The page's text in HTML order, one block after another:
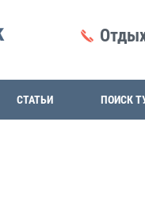
СТАТЬИ ПОИСК